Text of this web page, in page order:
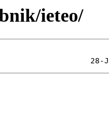
ieteo/